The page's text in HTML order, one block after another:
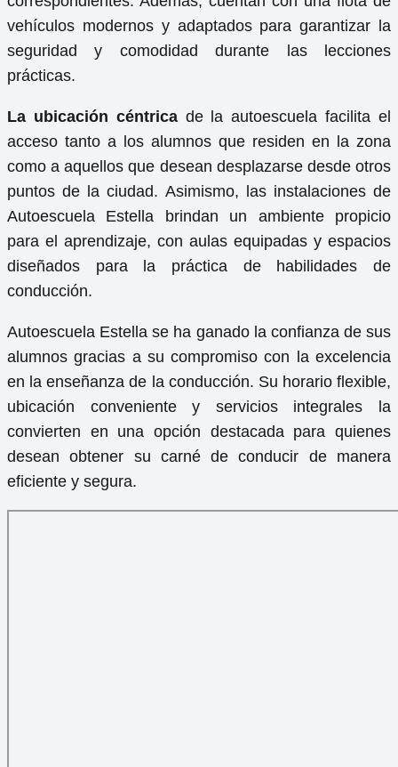
vehículos modernos y adaptados para garantizar la
seguridad y comodidad durante las lecciones
prácticas.
La ubicación céntricade la autoescuela facilita el
acceso tanto a los alumnos que residen en la zona
como a aquellos que desean desplazarse desde otros
puntos de la ciudad. Asimismo, las instalaciones de
Autoescuela Estella brindan un ambiente propicio
para el aprendizaje, con aulas equipadas y espacios
diseñados para la práctica de habilidades de
conducción.
Autoescuela Estella se ha ganado la confianza de sus
alumnos gracias a su compromiso con la excelencia
en la enseñanza de la conducción. Su horario flexible,
ubicación conveniente y servicios integrales la
convierten en una opción destacada para quienes
desean obtener su carné de conducir de manera
eficiente y segura.